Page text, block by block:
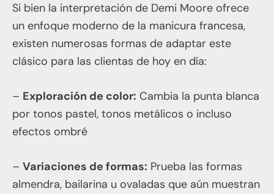
Si bien la interpretación de Demi Moore ofrece
un enfoque moderno de la manicura francesa,
existen numerosas formas de adaptar este
clásico para las clientas de hoy en día:
– Exploración de color: Cambia la punta blanca
por tonos pastel, tonos metálicos o incluso
efectos ombré
– Variaciones de formas: Prueba las formas
almendra, bailarina u ovaladas que aún muestran